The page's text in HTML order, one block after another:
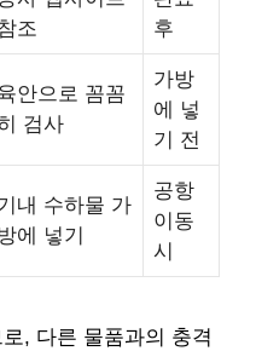
조
후
안으로 꼼꼼
검사
가방
에 넣
기 전
내 수하물 가
에 넣기
공항
이동
시
, 다른 물품과의 충격